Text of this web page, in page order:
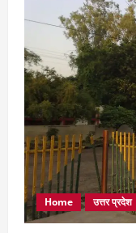
Home उत्तर प्रदेश